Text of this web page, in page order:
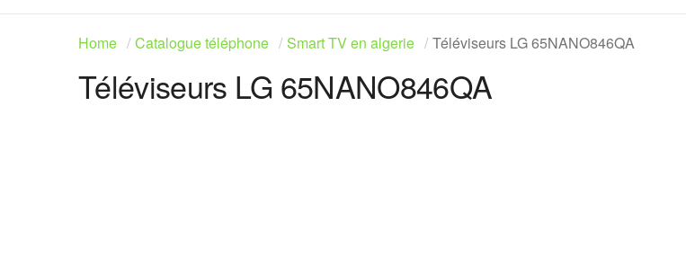
Home Catalogue téléphone Smart TV en algerie Téléviseurs LG 65NANO846QA
Téléviseurs LG 65NANO846QA